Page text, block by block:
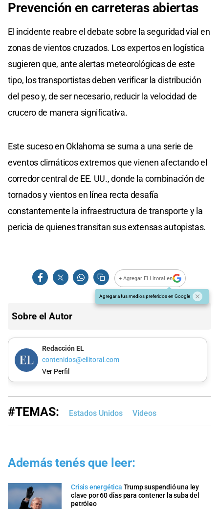
Prevención en carreteras abiertas
El incidente reabre el debate sobre la seguridad vial en
zonas de vientos cruzados. Los expertos en logística
sugieren que, ante alertas meteorológicas de este
tipo, los transportistas deben verificar la distribución
del peso y, de ser necesario, reducir la velocidad de
crucero de manera significativa.
Este suceso en Oklahoma se suma a una serie de
eventos climáticos extremos que vienen afectando el
corredor central de EE. UU., donde la combinación de
tornados y vientos en línea recta desafía
constantemente la infraestructura de transporte y la
pericia de quienes transitan sus extensas autopistas.
+ Agregar El Litoral en
Agregar a tus medios preferidos en Google
Sobre el Autor
Redacción EL
contenidos@ellitoral.com
Ver Perfil
#TEMAS: Estados Unidos Videos
Además tenés que leer:
Crisis energética Trump suspendió una ley
clave por 60 días para contener la suba del
petróleo